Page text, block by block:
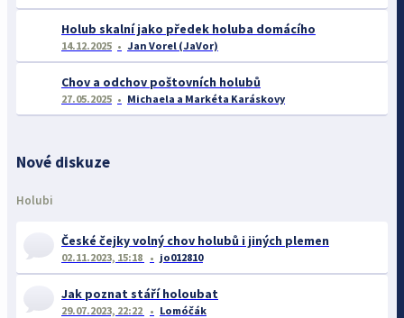
Holub skalní jako předek holuba domácího
14.12.2025 Jan Vorel (JaVor)
Chov a odchov poštovních holubů
27.05.2025 Michaela a Markéta Karáskovy
Nové diskuze
Holubi
České čejky volný chov holubů i jiných plemen
02.11.2023, 15:18 jo012810
Jak poznat stáří holoubat
29.07.2023, 22:22 Lomóčák